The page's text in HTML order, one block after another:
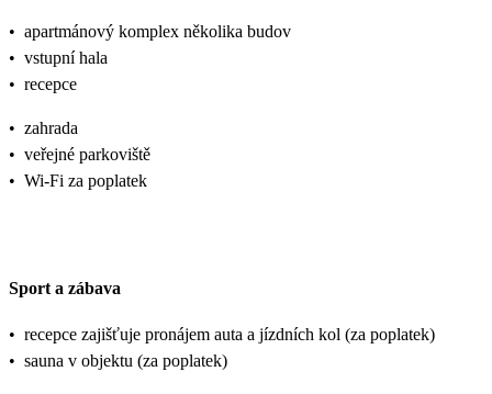
• apartmánový komplex několika budov
• vstupní hala
• recepce
• zahrada
• veřejné parkoviště
• Wi-Fi za poplatek
Sport a zábava
• recepce zajišťuje pronájem auta a jízdních kol (za poplatek)
• sauna v objektu (za poplatek)